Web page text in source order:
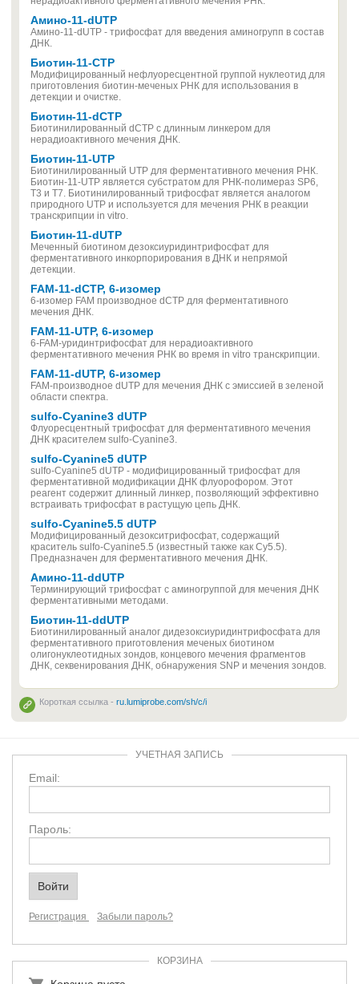
Амино-11-dUTP
Амино-11-dUTP - трифосфат для введения аминогрупп в состав
ДНК.
Биотин-11-CTP
Модифицированный нефлуоресцентной группой нуклеотид для
приготовления биотин-меченых РНК для использования в
детекции и очистке.
Биотин-11-dCTP
Биотинилированный dCTP с длинным линкером для
нерадиоактивного мечения ДНК.
Биотин-11-UTP
Биотинилированный UTP для ферментативного мечения РНК.
Биотин-11-UTP является субстратом для РНК-полимераз SP6,
T3 и T7. Биотинилированный трифосфат является аналогом
природного UTP и используется для мечения РНК в реакции
транскрипции in vitro.
Биотин-11-dUTP
Меченный биотином дезоксиуридинтрифосфат для
ферментативного инкорпорирования в ДНК и непрямой
детекции.
FAM-11-dCTP, 6-изомер
6-изомер FAM производное dCTP для ферментативного
мечения ДНК.
FAM-11-UTP, 6-изомер
6-FAM-уридинтрифосфат для нерадиоактивного
ферментативного мечения РНК во время in vitro транскрипции.
FAM-11-dUTP, 6-изомер
FAM-производное dUTP для мечения ДНК с эмиссией в зеленой
области спектра.
sulfo-Cyanine3 dUTP
Флуоресцентный трифосфат для ферментативного мечения
ДНК красителем sulfo-Cyanine3.
sulfo-Cyanine5 dUTP
sulfo-Cyanine5 dUTP - модифицированный трифосфат для
ферментативной модификации ДНК флуорофором. Этот
реагент содержит длинный линкер, позволяющий эффективно
встраивать трифосфат в растущую цепь ДНК.
sulfo-Cyanine5.5 dUTP
Модифицированный дезокситрифосфат, содержащий
краситель sulfo-Cyanine5.5 (известный также как Cy5.5).
Предназначен для ферментативного мечения ДНК.
Амино-11-ddUTP
Терминирующий трифосфат с аминогруппой для мечения ДНК
ферментативными методами.
Биотин-11-ddUTP
Биотинилированный аналог дидезоксиуридинтрифосфата для
ферментативного приготовления меченых биотином
олигонуклеотидных зондов, концевого мечения фрагментов
ДНК, секвенирования ДНК, обнаружения SNP и мечения зондов.
Короткая ссылка - ru.lumiprobe.com/sh/c/i
УЧЕТНАЯ ЗАПИСЬ
Email:
Пароль:
Регистрация Забыли пароль?
КОРЗИНА